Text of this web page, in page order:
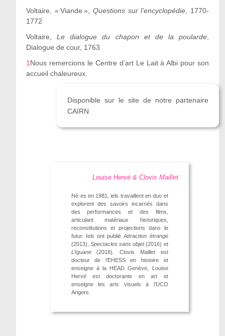
Voltaire, « Viande », Questions sur l’encyclopédie , 1770-
1772
Voltaire,Le dialogue du chapon et de la poularde
Dialogue de cour, 1763
1 Nous remercions le Centre d’art Le Lait à Albi pour son
accueil chaleureux.
Disponible sur le site de notre partenaire
CAIRN
Louise Hervé & Clovis Maillet
Né·es en 1981, iels travaillent en duo et
explorent des savoirs incarnés dans
des performances et des films,
articulant matériaux historiques,
reconstitutions et projections dans le
futur. Iels ont publiéAttraction étrange
(2013), Spectacles sans objet(2016) et
L’Iguane(2018). Clovis Maillet est
docteur de l’EHESS en histoire et
enseigne à la HEAD Genève, Louise
Hervé est doctorante en art et
enseigne les arts visuels à l’UCO
Angers.